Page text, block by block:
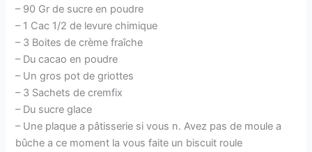
– 90 Gr de sucre en poudre
– 1 Cac 1/2 de levure chimique
– 3 Boites de crème fraîche
– Du cacao en poudre
– Un gros pot de griottes
– 3 Sachets de cremfix
– Du sucre glace
– Une plaque a pâtisserie si vous n. Avez pas de moule a
bûche a ce moment la vous faite un biscuit roule